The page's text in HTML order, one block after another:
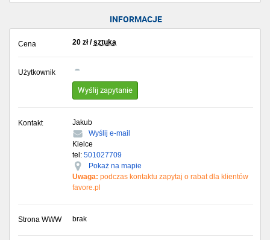
INFORMACJE
Cena 20 zł/sztuka
Użytkownik
Wyślij zapytanie
Kontakt
Jakub
Wyślij e-mail
Kielce
tel: 501027709
Pokaż na mapie
Uwaga: podczas kontaktu zapytaj o rabat dla klientów
favore.pl
Strona WWW brak